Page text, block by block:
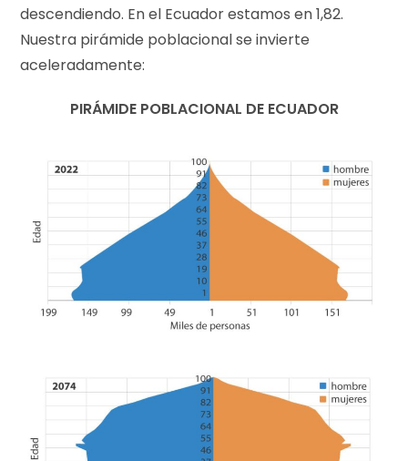
descendiendo. En el Ecuador estamos en 1,82.
Nuestra pirámide poblacional se invierte
aceleradamente:
PIRÁMIDE POBLACIONAL DE ECUADOR